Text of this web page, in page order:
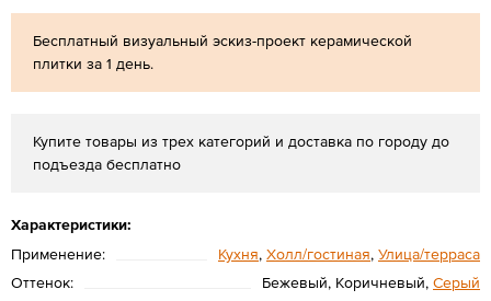
Бесплатный визуальный эскиз-проект керамической
плитки за 1 день.
Купите товары из трех категорий и доставка по городу до
подъезда бесплатно
Характеристики:
Применение:
Кухня, Холл/гостиная, Улица/терраса
Оттенок:
Бежевый, Коричневый, Серый